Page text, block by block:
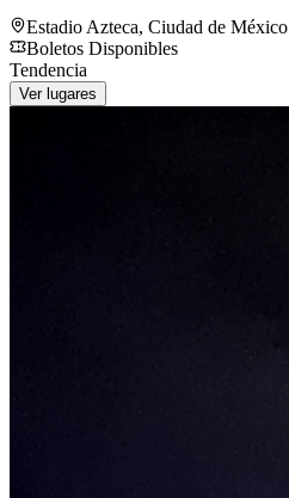
Estadio Azteca, Ciudad de México
Boletos Disponibles
Tendencia
Ver lugares